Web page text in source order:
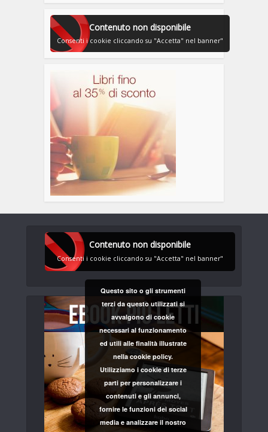
Contenuto non disponibile
Consenti i cookie cliccando su "Accetta" nel banner"
Contenuto non disponibile
Consenti i cookie cliccando su "Accetta" nel banner"
Questo sito o gli strumenti
terzi da questo utilizzati si
avvalgono di cookie
necessari al funzionamento
ed utili alle finalità illustrate
nella cookie policy.
Utilizziamo i cookie di terze
parti per personalizzare i
contenuti e gli annunci,
fornire le funzioni dei social
media e analizzare il nostro